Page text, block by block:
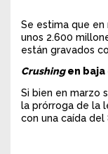
Se estima que
unos 2.600
están gravados
Crushingen
Si bien en marzo
la prórroga de la
con una caída del